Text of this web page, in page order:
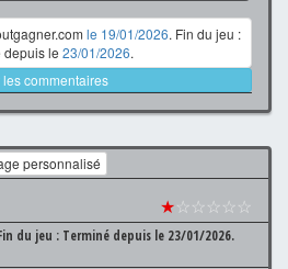
le 19/01/2026. Fin du jeu :
depuis le 23/01/2026.
les commentaires
personnalisé
★☆☆☆☆☆
du jeu : Terminé depuis le 23/01/2026.